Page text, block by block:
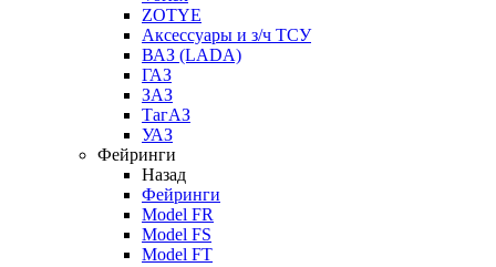
ZOTYE
Аксессуары и з/ч ТСУ
ВАЗ (LADA)
ГАЗ
ЗАЗ
ТагАЗ
УАЗ
Фейринги
Назад
Фейринги
Model FR
Model FS
Model FT